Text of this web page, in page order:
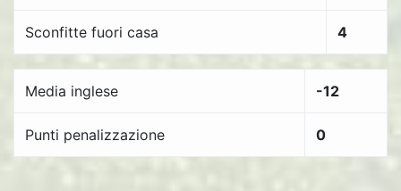
Sconfitte fuori casa 4
Media inglese -12
Punti penalizzazione 0